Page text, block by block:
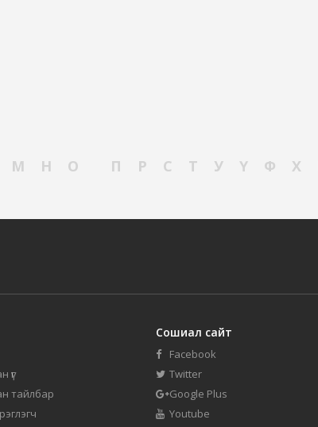
М Н О П Р С Т У Ү Ф Х
үг
тайлбар
Сошиал сайт
Facebook
Twitter
Google Plus
Youtube